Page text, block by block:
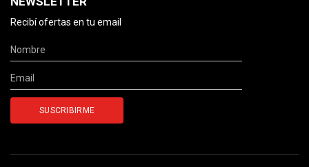
Recibí ofertas en tu email